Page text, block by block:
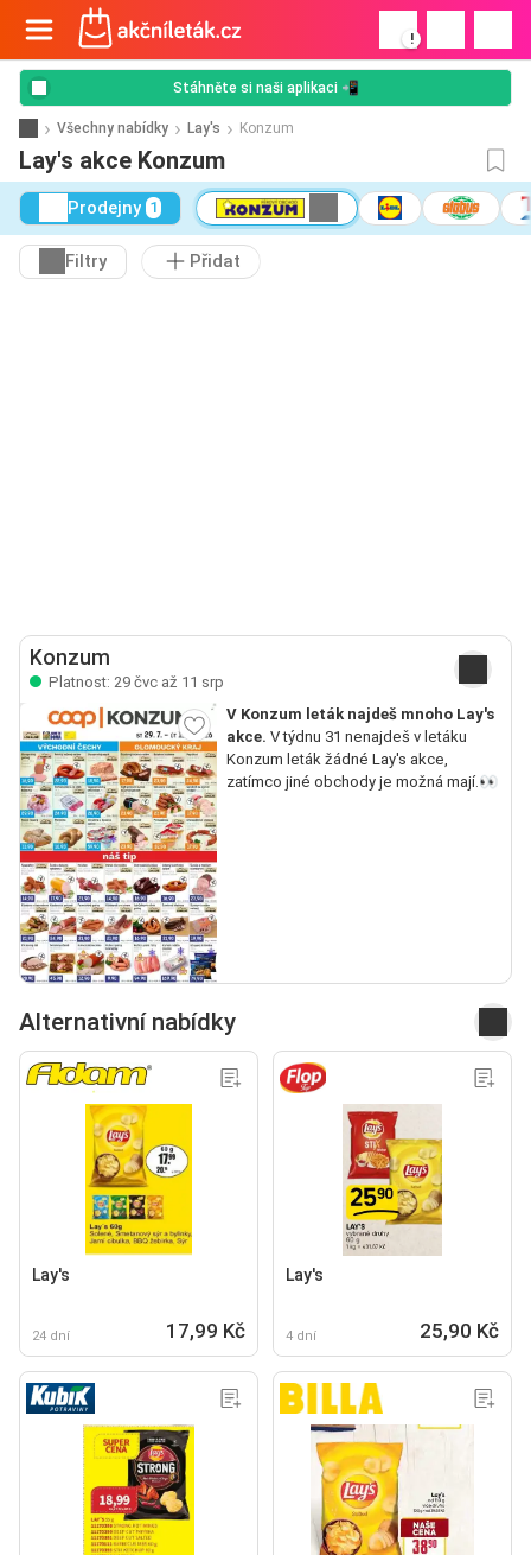
!
Stáhněte si naši aplikaci 📲
Všechny nabídky Lay's Konzum
Lay's akce Konzum
Prodejny 1
Filtry Přidat
Konzum
Platnost: 29 čvc až 11 srp
V Konzum leták najdeš mnoho Lay's
akce. V týdnu 31 nenajdeš v letáku
Konzum leták žádné Lay's akce,
zatímco jiné obchody je možná mají.👀
Alternativní nabídky
Lay's
24 dní 17,99 Kč
Lay's
4 dní 25,90 Kč